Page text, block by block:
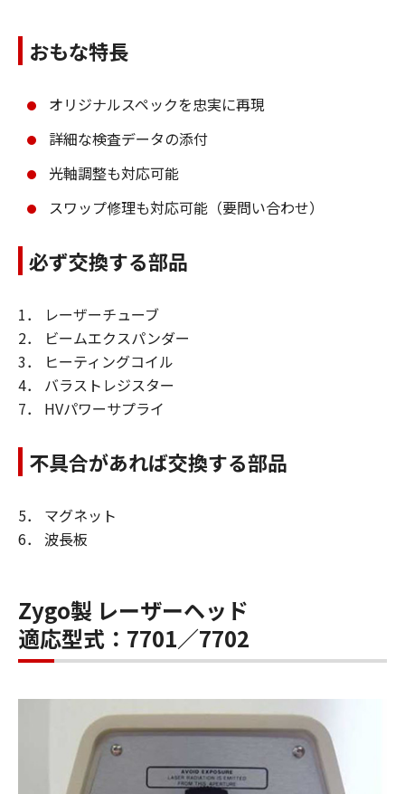
おもな特長
オリジナルスペックを忠実に再現
詳細な検査データの添付
光軸調整も対応可能
スワップ修理も対応可能（要問い合わせ）
必ず交換する部品
1． レーザーチューブ
2． ビームエクスパンダー
3． ヒーティングコイル
4． バラストレジスター
7． HVパワーサプライ
不具合があれば交換する部品
5． マグネット
6． 波長板
Zygo製 レーザーヘッド
適応型式：7701／7702